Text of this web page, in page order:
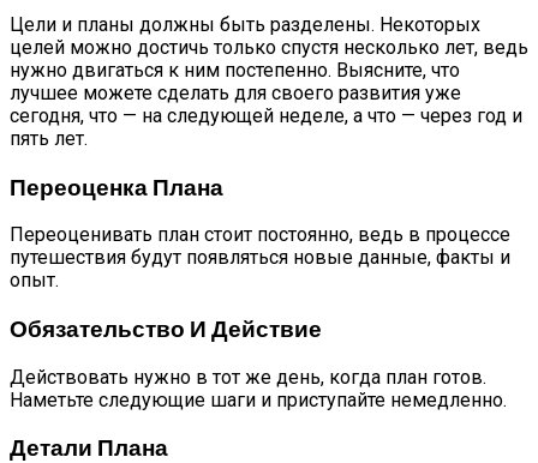
Цели и планы должны быть разделены. Некоторых
целей можно достичь только спустя несколько лет, ведь
нужно двигаться к ним постепенно. Выясните, что
лучшее можете сделать для своего развития уже
сегодня, что — на следующей неделе, а что — через год и
пять лет.
Переоценка Плана
Переоценивать план стоит постоянно, ведь в процессе
путешествия будут появляться новые данные, факты и
опыт.
Обязательство И Действие
Действовать нужно в тот же день, когда план готов.
Наметьте следующие шаги и приступайте немедленно.
Детали Плана